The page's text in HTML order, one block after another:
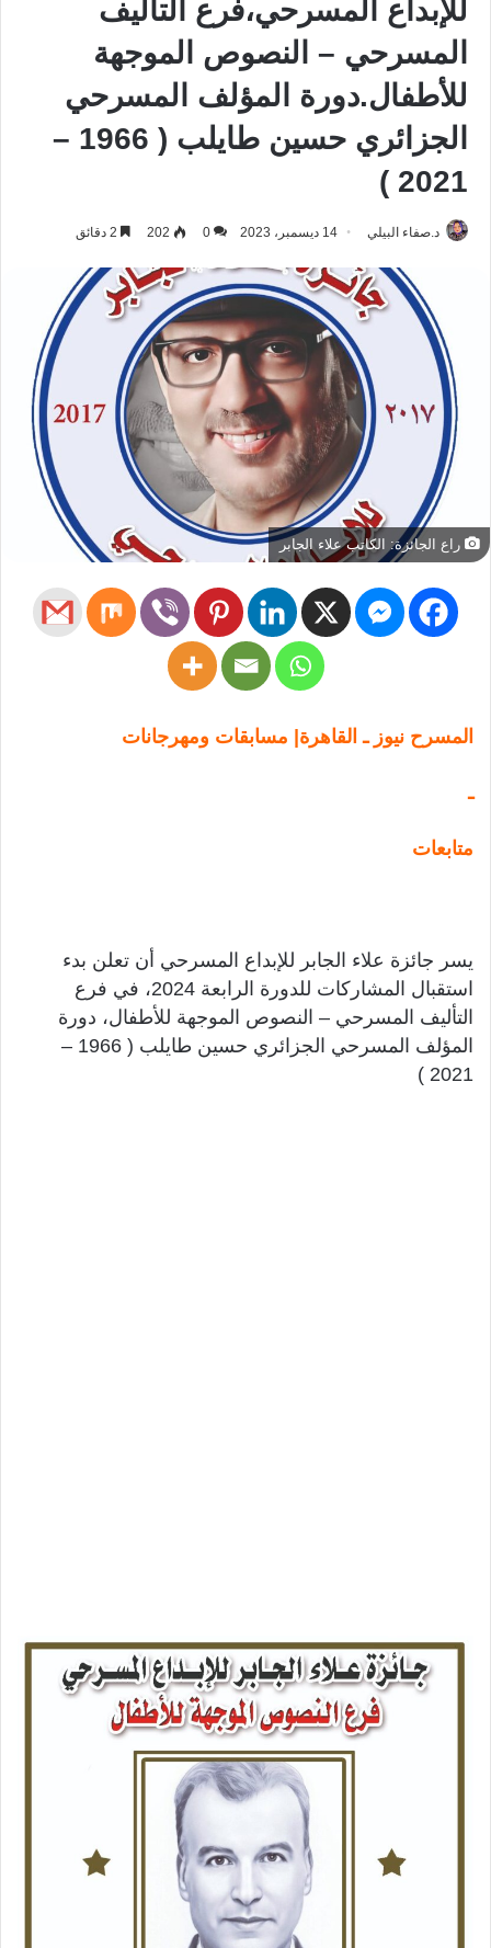
للإبداع المسرحي،فرع التأليف
المسرحي – النصوص الموجهة
للأطفال.دورة المؤلف المسرحي
الجزائري حسين طايلب ( 1966 –
2021 )
د.صفاء البيلي 14 ديسمبر، 2023 0
202
راع الجائزة: الكاتب علاء الجابر
المسرح نيوز ـ القاهرة| مسابقات ومهرجانات
ـ
متابعات
يسر جائزة علاء الجابر للإبداع المسرحي أن تعلن بدء
استقبال المشاركات للدورة الرابعة 2024، في فرع
التأليف المسرحي – النصوص الموجهة للأطفال، دورة
المؤلف المسرحي الجزائري حسين طايلب ( 1966 –
2021 )